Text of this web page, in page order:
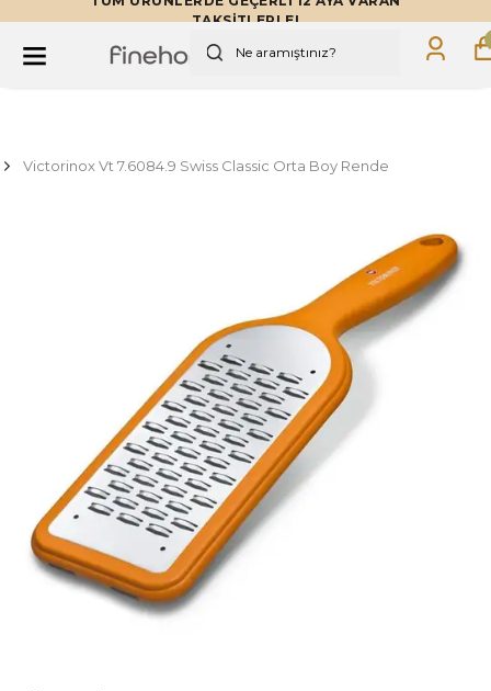
TAKSİTLERLE!
Victorinox Vt 7.6084.9 Swiss Classic Orta Boy Rende